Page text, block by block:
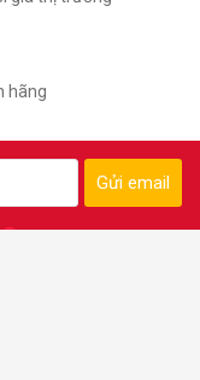
hãng
Gửi email